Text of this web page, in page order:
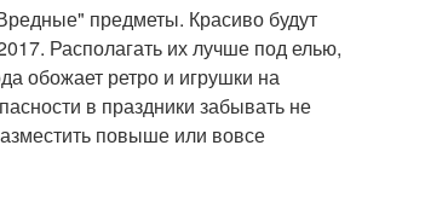
предметы. Красиво будут
Располагать их лучше под елью,
обожает ретро и игрушки на
в праздники забывать не
повыше или вовсе